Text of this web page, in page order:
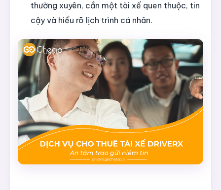
thường xuyên, cần một tài xế quen thuộc, tin
cậy và hiểu rõ lịch trình cá nhân.